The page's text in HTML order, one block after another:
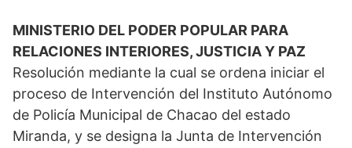
MINISTERIO DEL PODER POPULAR PARA
RELACIONES INTERIORES, JUSTICIA Y PAZ
Resolución mediante la cual se ordena iniciar el
proceso de Intervención del Instituto Autónomo
de Policía Municipal de Chacao del estado
Miranda, y se designa la Junta de Intervención